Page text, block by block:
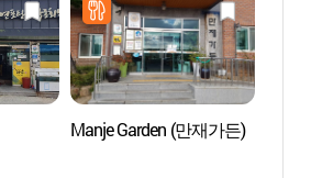
Manje Garden (만재가든)